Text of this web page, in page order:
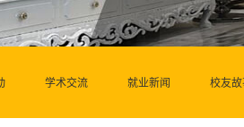
学术交流 就业新闻 校友